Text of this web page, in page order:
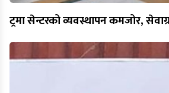
ट्रमा सेन्टरको व्यवस्थापन कमजोर,